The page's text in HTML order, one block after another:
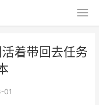
着带回去任务
01